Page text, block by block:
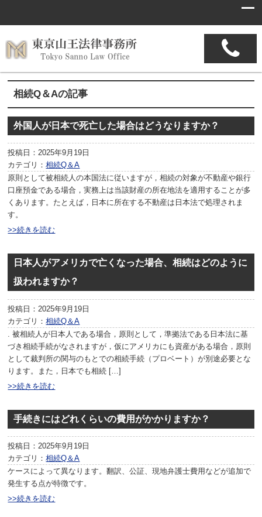
相続Q＆Aの記事
外国人が日本で死亡した場合はどうなりますか？
投稿日：2025年9月19日
カテゴリ：相続Q＆A
原則として被相続人の本国法に従いますが，相続の対象が不動産や銀行
口座預金である場合，実務上は当該財産の所在地法を適用することが多
くあります。たとえば，日本に所在する不動産は日本法で処理されま
す。
>>続きを読む
日本人がアメリカで亡くなった場合、相続はどのように
扱われますか？
投稿日：2025年9月19日
カテゴリ：相続Q＆A
. 被相続人が日本人である場合，原則として，準拠法である日本法に基
づき相続手続がなされますが，仮にアメリカにも資産がある場合，原則
として裁判所の関与のもとでの相続手続（プロベート）が別途必要とな
ります。また，日本でも相続 […]
>>続きを読む
手続きにはどれくらいの費用がかかりますか？
投稿日：2025年9月19日
カテゴリ：相続Q＆A
ケースによって異なります。翻訳、公証、現地弁護士費用などが追加で
発生する点が特徴です。
>>続きを読む